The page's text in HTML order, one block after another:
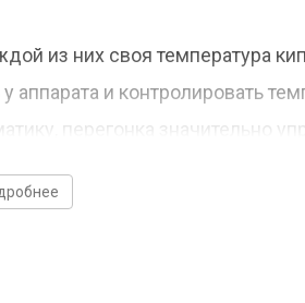
из них своя температура
аппарата и контролировать
перегонка значительно
клапан снова